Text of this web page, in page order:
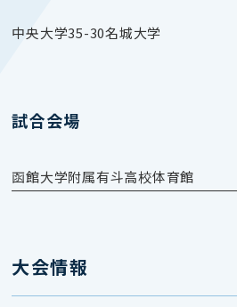
中央大学35-30名城大学
試合会場
函館大学附属有斗高校体育館
大会情報